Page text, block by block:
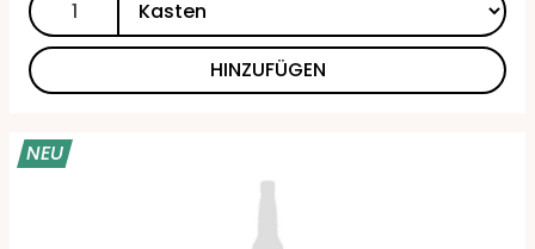
HINZUFÜGEN
NEU